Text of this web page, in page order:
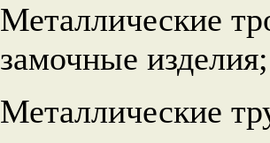
Металлические
замочные изделия;
Металлические